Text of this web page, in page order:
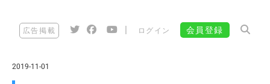
広告掲載 ログイン 会員登録
2019-11-01